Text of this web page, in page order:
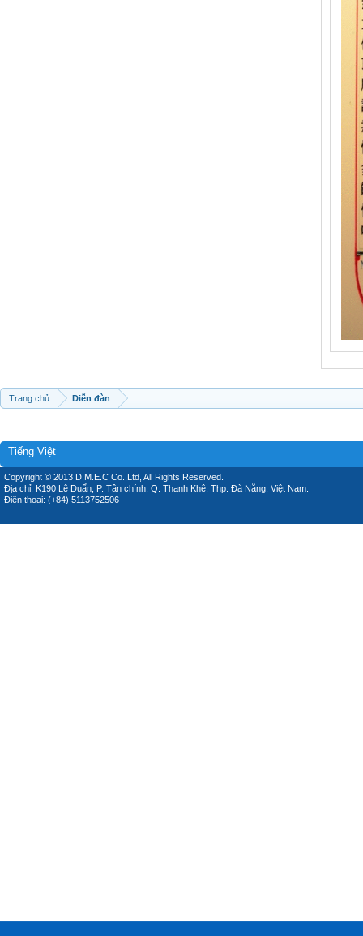
Trang chủ Diễn đàn
Tiếng Việt
Copyright © 2013 D.M.E.C Co.,Ltd, All Rights Reserved.
Địa chỉ: K190 Lê Duẩn, P. Tân chính, Q. Thanh Khê, Thp. Đà Nẵng, Việt Nam.
Điện thoại: (+84) 5113752506